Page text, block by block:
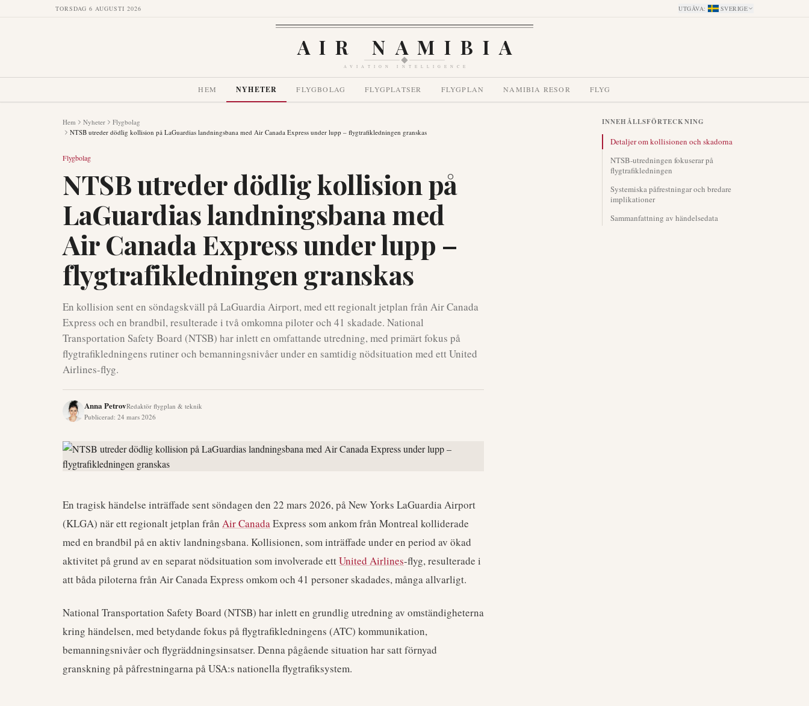
TORSDAG 6 AUGUSTI 2026 UTGÅVA: SVERIGE
AIR NAMIBIA
AVIATION INTELLIGENCE
HEM NYHETER FLYGBOLAG FLYGPLATSER FLYGPLAN NAMIBIA RESOR FLYG
Hem Nyheter
Flygbolag
NTSB utreder dödlig kollision på LaGuardias landningsbana med Air Canada Express under lupp – flygtrafikledningen granskas
Flygbolag
NTSB utreder dödlig kollision på
LaGuardias landningsbana med
Air Canada Express under lupp –
flygtrafikledningen granskas
En kollision sent en söndagskväll på LaGuardia Airport, med ett regionalt jetplan från Air Canada
Express och en brandbil, resulterade i två omkomna piloter och 41 skadade. National
Transportation Safety Board (NTSB) har inlett en omfattande utredning, med primärt fokus på
flygtrafikledningens rutiner och bemanningsnivåer under en samtidig nödsituation med ett United
Airlines-flyg.
Anna PetrovRedaktör flygplan & teknik
Publicerad: 24 mars 2026
En tragisk händelse inträffade sent söndagen den 22 mars 2026, på New Yorks LaGuardia Airport
(KLGA) när ett regionalt jetplan från Air CanadaExpress som ankom från Montreal kolliderade
med en brandbil på en aktiv landningsbana. Kollisionen, som inträffade under en period av ökad
aktivitet på grund av en separat nödsituation som involverade ettUnited Airlines-flyg, resulterade i
att båda piloterna från Air Canada Express omkom och 41 personer skadades, många allvarligt.
National Transportation Safety Board (NTSB) har inlett en grundlig utredning av omständigheterna
kring händelsen, med betydande fokus på flygtrafikledningens (ATC) kommunikation,
bemanningsnivåer och flygräddningsinsatser. Denna pågående situation har satt förnyad
granskning på påfrestningarna på USA:s nationella flygtrafiksystem.
INNEHÅLLSFÖRTECKNING
Detaljer om kollisionen och skadorna
NTSB-utredningen fokuserar på
flygtrafikledningen
Systemiska påfrestningar och bredare
implikationer
Sammanfattning av händelsedata